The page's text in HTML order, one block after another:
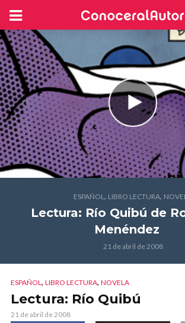
ESPAÑOL, LIBRO LECTURA,
Lectura: Río Quibú de
Menéndez
21 de abril de 2008
ESPAÑOL, LIBRO LECTURA, NOVELA
Lectura: Río Quibú
21 de abril de 2008